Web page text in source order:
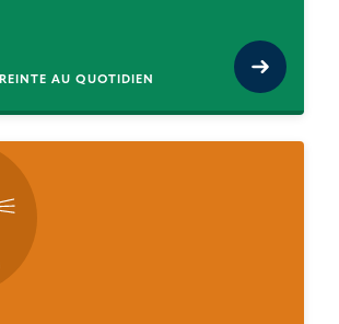
AU QUOTIDIEN